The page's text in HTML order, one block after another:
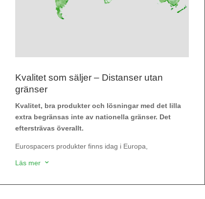
Kvalitet som säljer – Distanser utan
gränser
Kvalitet, bra produkter och lösningar med det lilla
extra begränsas inte av nationella gränser. Det
eftersträvas överallt.
Eurospacers produkter finns idag i Europa,
Läs mer 3